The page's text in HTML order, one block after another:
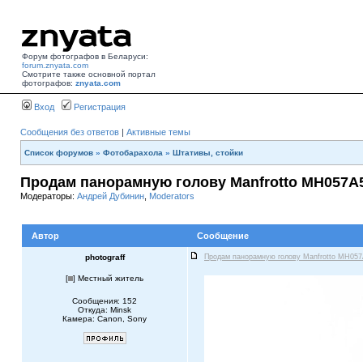
Форум фотографов в Беларуси:
forum.znyata.com
Смотрите также основной портал
фотографов: znyata.com
Вход Регистрация
Сообщения без ответов | Активные темы
Список форумов » Фотобарахола » Штативы, стойки
Продам панорамную голову Manfrotto
Модераторы: Андрей Дубинин Moderators
Автор Сообщение
photograff Продам панорамную голову Manfrotto
[ ] Местный житель
Сообщения: 152
Откуда: Minsk
Камера: Canon, Sony